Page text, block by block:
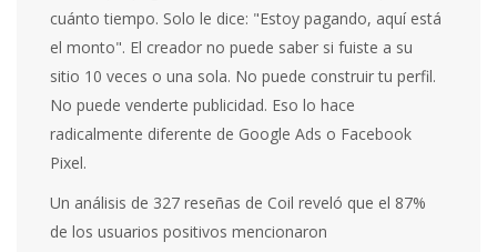
cuánto tiempo. Solo le dice: "Estoy pagando, aquí está
el monto". El creador no puede saber si fuiste a su
sitio 10 veces o una sola. No puede construir tu perfil.
No puede venderte publicidad. Eso lo hace
radicalmente diferente de Google Ads o Facebook
Pixel.
Un análisis de 327 reseñas de Coil reveló que el 87%
de los usuarios positivos mencionaron